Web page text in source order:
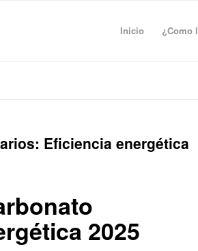
Inicio ¿Como
Eficiencia energética
2025